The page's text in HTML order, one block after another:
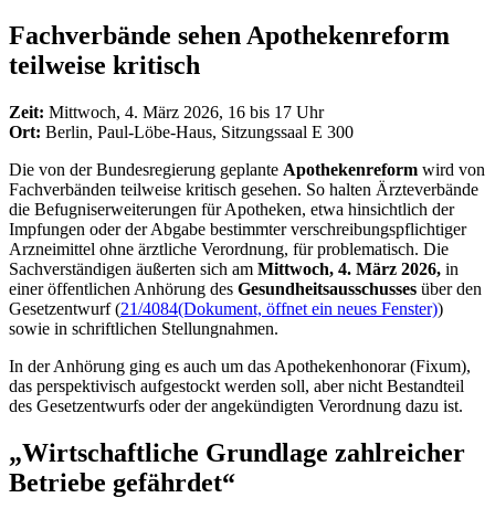
Fachverbände sehen Apothekenreform
teilweise kritisch
Zeit: Mittwoch, 4. März 2026, 16 bis 17 Uhr
Ort: Berlin, Paul-Löbe-Haus, Sitzungssaal E 300
Die von der Bundesregierung geplante Apothekenreform wird von
Fachverbänden teilweise kritisch gesehen. So halten Ärzteverbände
die Befugniserweiterungen für Apotheken, etwa hinsichtlich der
Impfungen oder der Abgabe bestimmter verschreibungspflichtiger
Arzneimittel ohne ärztliche Verordnung, für problematisch. Die
Sachverständigen äußerten sich am Mittwoch, 4. März 2026, in
einer öffentlichen Anhörung des Gesundheitsausschusses über den
Gesetzentwurf (21/4084(Dokument, öffnet ein neues Fenster))
sowie in schriftlichen Stellungnahmen.
In der Anhörung ging es auch um das Apothekenhonorar (Fixum),
das perspektivisch aufgestockt werden soll, aber nicht Bestandteil
des Gesetzentwurfs oder der angekündigten Verordnung dazu ist.
„Wirtschaftliche Grundlage zahlreicher
Betriebe gefährdet“